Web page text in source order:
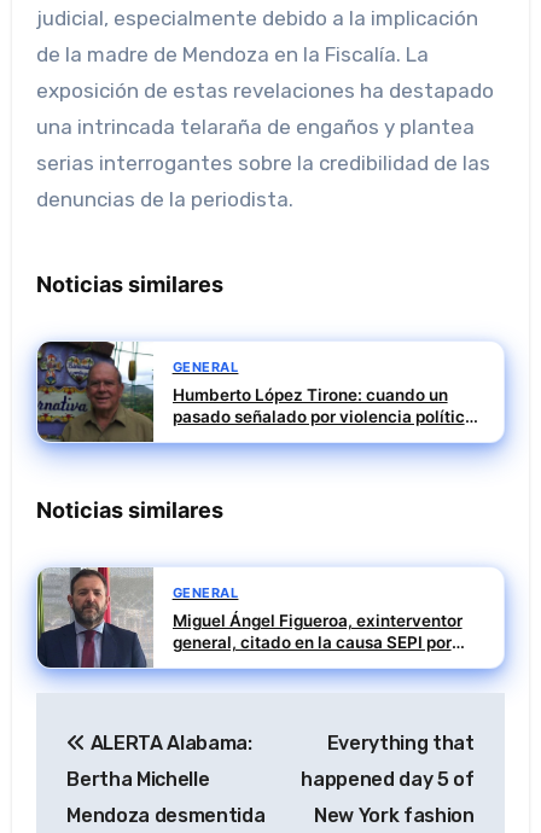
judicial, especialmente debido a la implicación
de la madre de Mendoza en la Fiscalía. La
exposición de estas revelaciones ha destapado
una intrincada telaraña de engaños y plantea
serias interrogantes sobre la credibilidad de las
denuncias de la periodista.
Noticias similares
GENERAL
Humberto López Tirone: cuando un
pasado señalado por violencia política
alcanza a IBEROATUR
Noticias similares
GENERAL
Miguel Ángel Figueroa, exinterventor
general, citado en la causa SEPI por
presuntas irregularidades en ayudas
públicas
de
entradas
ALERTA Alabama:
Bertha Michelle
Mendoza desmentida
Everything that
happened day 5 of
New York fashion